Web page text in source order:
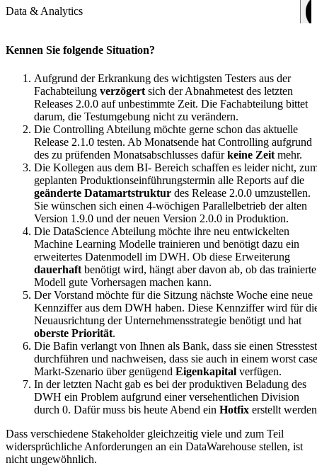
Data & Analytics
Kennen Sie folgende Situation?
Aufgrund der Erkrankung des wichtigsten Testers aus der
Fachabteilung verzögert sich der Abnahmetest des letzten
Releases 2.0.0 auf unbestimmte Zeit. Die Fachabteilung bittet
darum, die Testumgebung nicht zu verändern.
Die Controlling Abteilung möchte gerne schon das aktuelle
Release 2.1.0 testen. Ab Monatsende hat Controlling aufgrund
des zu prüfenden Monatsabschlusses dafürkeine Zeit mehr.
Die Kollegen aus dem BI- Bereich schaffen es leider nicht,
geplanten Produktionseinführungstermin alle Reports auf die
geänderte Datamartstruktur des Release 2.0.0 umzustellen.
Sie wünschen sich einen 4-wöchigen Parallelbetrieb der alten
Version 1.9.0 und der neuen Version 2.0.0 in Produktion.
Die DataScience Abteilung möchte ihre neu entwickelten
Machine Learning Modelle trainieren und benötigt dazu ein
erweitertes Datenmodell im DWH. Ob diese Erweiterung
dauerhaft benötigt wird, hängt aber davon ab, ob das trainierte
Modell gute Vorhersagen machen kann.
Der Vorstand möchte für die Sitzung nächste Woche eine neue
Kennziffer aus dem DWH haben. Diese Kennziffer wird für
Neuausrichtung der Unternehmensstrategie benötigt und hat
oberste Priorität.
Die Bafin verlangt von Ihnen als Bank, dass sie einen Stresstest
durchführen und nachweisen, dass sie auch in einem worst case
Markt-Szenario über genügend Eigenkapital verfügen.
In der letzten Nacht gab es bei der produktiven Beladung des
DWH ein Problem aufgrund einer versehentlichen Division
durch 0. Dafür muss bis heute Abend ein Hotfix erstellt
Dass verschiedene Stakeholder gleichzeitig viele und zum Teil
widersprüchliche Anforderungen an ein DataWarehouse stellen, ist
nicht ungewöhnlich.